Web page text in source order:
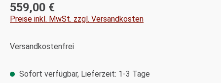
Regulärer Preis:
559,00 €
Preise inkl. MwSt. zzgl. Versandkosten
Versandkostenfrei
Sofort verfügbar, Lieferzeit: 1-3 Tage